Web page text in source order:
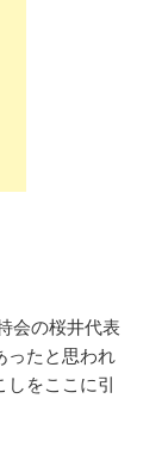
会の桜井代表
ったと思われ
をここに引